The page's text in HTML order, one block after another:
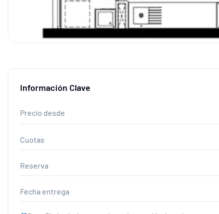
Información Clave
Precio desde
Cuotas
Reserva
Fecha entrega